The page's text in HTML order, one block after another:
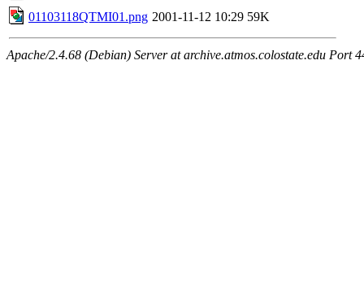
01103118QTMI01.png 2001-11-12 10:29 59K
Apache/2.4.68 (Debian) Server at archive.atmos.colostate.edu Port